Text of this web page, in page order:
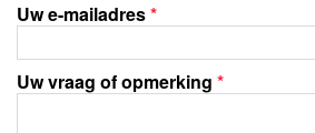
Uw e-mailadres*
Uw vraag of opmerking *